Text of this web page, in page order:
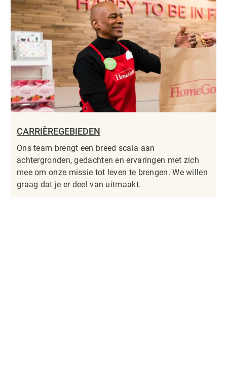
CARRIÈREGEBIEDEN
Ons team brengt een breed scala aan
achtergronden, gedachten en ervaringen met zich
mee om onze missie tot leven te brengen. We willen
graag dat je er deel van uitmaakt.